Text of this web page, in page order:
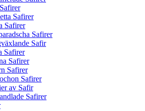
Safirer
Safirer
Safirer
Safir
Safirer
Safirer
Safirer
Safirer
av Safir
Safirer